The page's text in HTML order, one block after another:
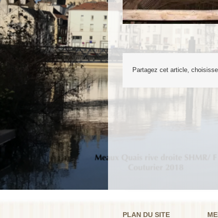
Partagez cet article,
PLAN DU SITE